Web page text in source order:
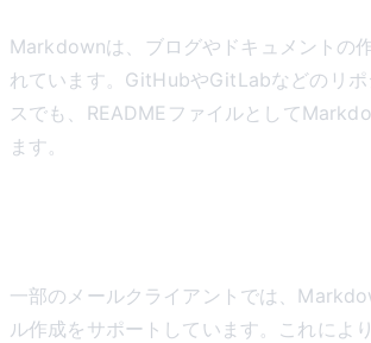
Markdownは、ブログやドキュメントの
れています。GitHubやGitLabなどのリ
スでも、READMEファイルとして
ます。
一部のメールクライアントでは、
ル作成をサポートしています。これによ